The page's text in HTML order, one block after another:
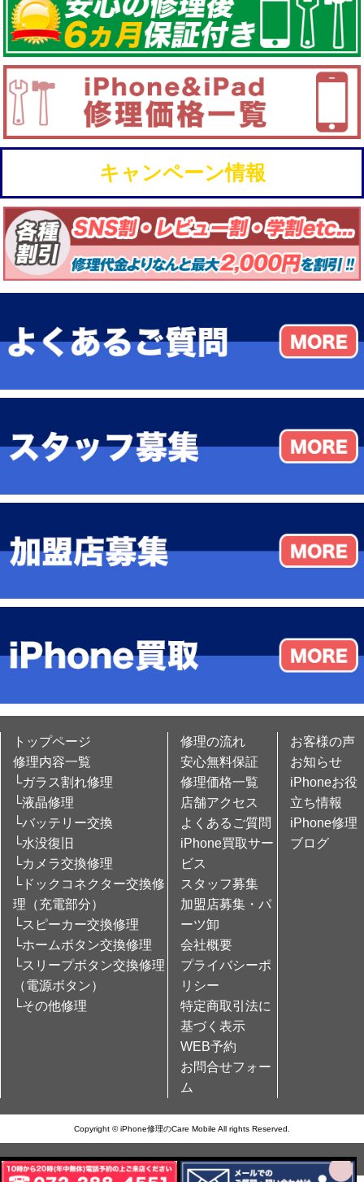
キャンペーン情報
トップページ
修理内容一覧
└ガラス割れ修理
└液晶修理
└バッテリー交換
└水没復旧
└カメラ交換修理
└ドックコネクター交換修
理（充電部分）
└スピーカー交換修理
└ホームボタン交換修理
└スリープボタン交換修理
（電源ボタン）
└その他修理
修理の流れ
安心無料保証
修理価格一覧
店舗アクセス
よくあるご質問
iPhone買取サー
ビス
スタッフ募集
加盟店募集・パ
ーツ卸
会社概要
プライバシーポ
リシー
特定商取引法に
基づく表示
WEB予約
お問合せフォー
ム
お客様の声
お知らせ
iPhoneお役
立ち情報
iPhone修理
ブログ
Copyright © iPhone修理のCare Mobile All rights Reserved.